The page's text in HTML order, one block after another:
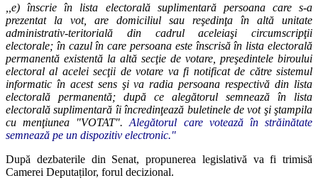
,,e) înscrie în lista electorală suplimentară persoana care s-a
prezentat la vot, are domiciliul sau reşedinţa în altă unitate
administrativ-teritorială din cadrul aceleiaşi circumscripţii
electorale; în cazul în care persoana este înscrisă în lista electorală
permanentă existentă la altă secţie de votare, preşedintele biroului
electoral al acelei secţii de votare va fi notificat de către sistemul
informatic în acest sens şi va radia persoana respectivă din lista
electorală permanentă; după ce alegătorul semnează în lista
electorală suplimentară îi încredinţează buletinele de vot şi ştampila
cu menţiunea "VOTAT".Alegătorul care votează în străinătate
semnează pe un dispozitiv electronic."
După dezbaterile din Senat, propunerea legislativă va fi trimisă
Camerei Deputaților, forul decizional.